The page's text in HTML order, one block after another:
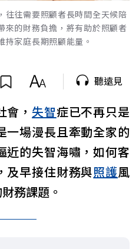
往往需要照顧者長時間全天候陪
來的財務負擔，將有助於照顧者
家庭長期照顧能量。
聽遠見
， 失智症已不再只是
一場漫長且牽動全家的
近的失智海嘯，如何客
及早接住財務與照護風
務課題。